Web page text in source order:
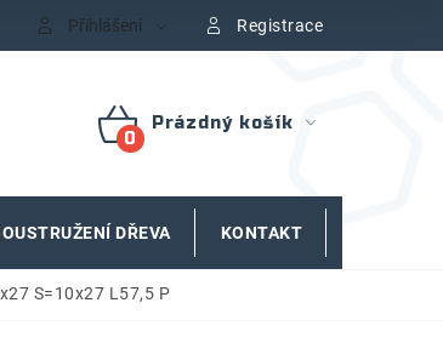
Přihlášení Registrace
NÁKUPNÍ
Prázdný košík
DŘEVA KONTAKT
S=10x27 L57,5 P